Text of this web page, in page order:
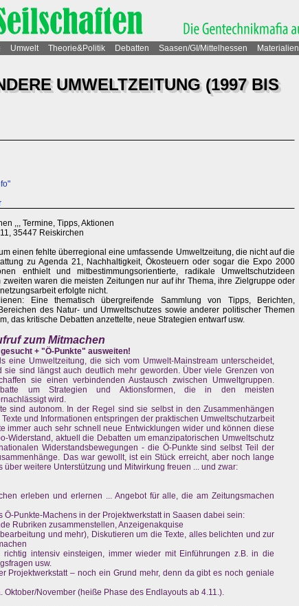
Umwelt Theorie&Politik Debatten Saasen/GI/Mittelhessen Materialien
UMWELTZEITUNG (1997 BIS
,,, Termine, Tipps, Aktionen
35447 Reiskirchen
einen fehlte überregional eine umfassende Umweltzeitung, die nicht auf die
zu Agenda 21, Nachhaltigkeit, Ökosteuern oder sogar die Expo 2000
enthielt und mitbestimmungsorientierte, radikale Umweltschutzideen
waren die meisten Zeitungen nur auf ihr Thema, ihre Zielgruppe oder
erfolgte nicht.
Eine thematisch übergreifende Sammlung von Tipps, Berichten,
des Natur- und Umweltschutzes sowie anderer politischer Themen
das kritische Debatten anzettelte, neue Strategien entwarf usw.
zum Mitmachen
+ "Ö-Punkte" ausweiten!
eine Umweltzeitung, die sich vom Umwelt-Mainstream unterscheidet,
sie sind längst auch deutlich mehr geworden. Über viele Grenzen von
sie einen verbindenden Austausch zwischen Umweltgruppen.
um Strategien und Aktionsformen, die in den meisten
wird.
sind autonom. In der Regel sind sie selbst in den Zusammenhängen
und Informationen entspringen der praktischen Umweltschutzarbeit
immer auch sehr schnell neue Entwicklungen wider und können diese
Widerstand, aktuell die Debatten um emanzipatorischen Umweltschutz
Widerstandsbewegungen - die Ö-Punkte sind selbst Teil der
Das war gewollt, ist ein Stück erreicht, aber noch lange
weitere Unterstützung und Mitwirkung freuen ... und zwar:
erleben und erlernen ... Angebot für alle, die am Zeitungsmachen
Ö-Punkte-Machens in der Projektwerkstatt in Saasen dabei sein:
Rubriken zusammenstellen, Anzeigenakquise
und mehr), Diskutieren um die Texte, alles belichten und zur
intensiv einsteigen, immer wieder mit Einführungen z.B. in die
usw.
Projektwerkstatt – noch ein Grund mehr, denn da gibt es noch geniale
Oktober/November (heiße Phase des Endlayouts ab 4.11.).